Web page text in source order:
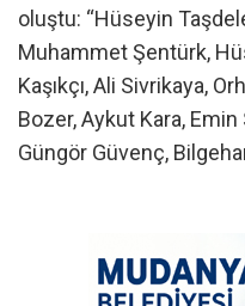
oluştu: “Hüseyin
Muhammet Şentürk,
Kaşıkçı, Ali Sivrikaya,
Bozer, Aykut Kara,
Güngör Güvenç,